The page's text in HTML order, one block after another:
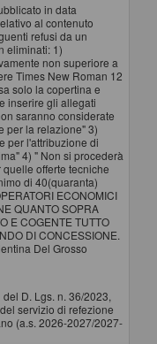
in data
al contenuto
refusi da un
eliminati: 1)
non superiore a
Times New Roman 12
solo la copertina e
inserire gli allegati
saranno considerate
per la relazione" 3)
per l'attribuzione di
4) " Non si procederà
offerte tecniche
di 40(quaranta)
ECONOMICI
QUANTO SOPRA
E COGENTE TUTTO
DI CONCESSIONE.
Del Grosso
D. Lgs. n. 36/2023,
servizio di refezione
(a.s. 2026-2027/2027-